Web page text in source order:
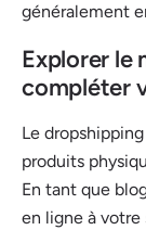
généralement
Explorer le
compléter
Le
produits
En tant que
en ligne à votre